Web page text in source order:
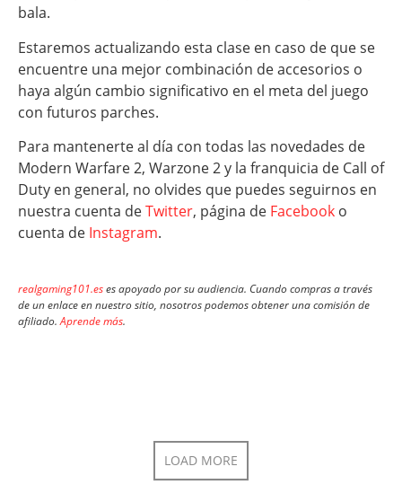
bala.
Estaremos actualizando esta clase en caso de que se
encuentre una mejor combinación de accesorios o
haya algún cambio significativo en el meta del juego
con futuros parches.
Para mantenerte al día con todas las novedades de
Modern Warfare 2, Warzone 2 y la franquicia de Call of
Duty en general, no olvides que puedes seguirnos en
nuestra cuenta deTwitter, página de Facebook o
cuenta de Instagram.
realgaming101.eses apoyado por su audiencia. Cuando compras a través
de un enlace en nuestro sitio, nosotros podemos obtener una comisión de
afiliado.Aprende más.
LOAD MORE